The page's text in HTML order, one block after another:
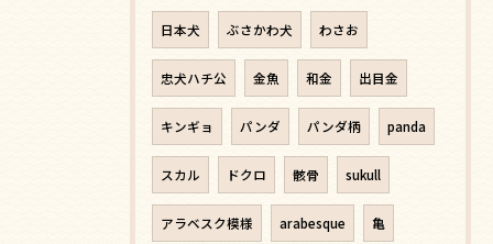
日本犬 ぶさかわ犬 わさお
忠犬ハチ公 金魚 和金 出目金
キンギョ パンダ パンダ柄 panda
スカル ドクロ 骸骨 sukull
アラベスク模様 arabesque 亀